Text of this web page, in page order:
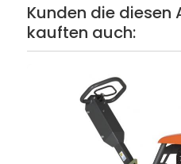
Kunden die diesen
kauften auch: